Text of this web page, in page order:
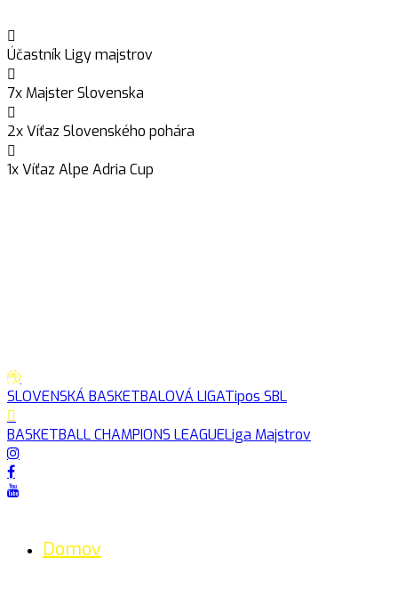
Účastník Ligy majstrov
7x Majster Slovenska
2x Víťaz Slovenského pohára
1x Víťaz Alpe Adria Cup
SLOVENSKÁ BASKETBALOVÁ LIGATipos SBL
BASKETBALL CHAMPIONS LEAGUELiga Majstrov
Domov